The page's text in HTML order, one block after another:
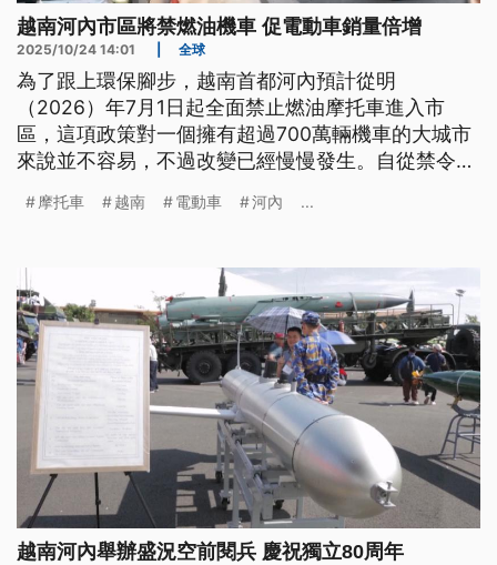
越南河內市區將禁燃油機車 促電動車銷量倍增
2025/10/24 14:01 全球
為了跟上環保腳步，越南首都河內預計從明
（2026）年7月1日起全面禁止燃油摩托車進入市
區，這項政策對一個擁有超過700萬輛機車的大城市
來說並不容易，不過改變已經慢慢發生。自從禁令宣
品牌就表示，他們的銷量已經成長了4倍。
摩托車 越南 電動車 河內 ...
越南河內舉辦盛況空前閱兵 慶祝獨立80周年